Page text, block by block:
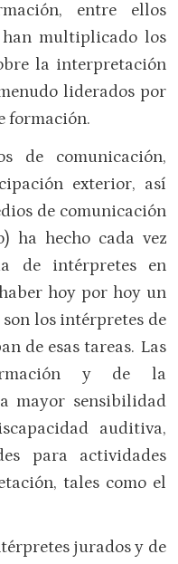
entre ellos
han multiplicado los
la interpretación
liderados por
formación.
de comunicación,
exterior, así
de comunicación
ha hecho cada vez
de intérpretes en
hoy por hoy un
los intérpretes de
de esas tareas. Las
y de la
mayor sensibilidad
auditiva,
para actividades
tales como el
jurados y de